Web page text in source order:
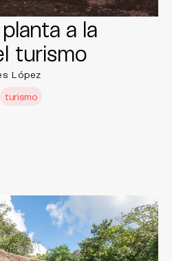
a la
turismo
López
turismo